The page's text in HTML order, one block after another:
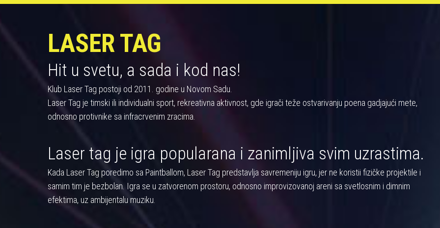
LASER TAG
Hit u svetu, a sada i kod nas!
Klub Laser Tag postoji od 2011. godine u Novom Sadu.
Laser Tag je timski ili individualni sport, rekreativna aktivnost, gde igrači teže ostvarivanju poena gadjajući mete,
odnosno protivnike sa infracrvenim zracima.
Laser tag je igra popularana i zanimljiva svim uzrastima.
Kada Laser Tag poredimo sa Paintballom, Laser Tag predstavlja savremeniju igru, jer ne koristii fizičke projektile i
samim tim je bezbolan. Igra se u zatvorenom prostoru, odnosno improvizovanoj areni sa svetlosnim i dimnim
efektima, uz ambijentalu muziku.